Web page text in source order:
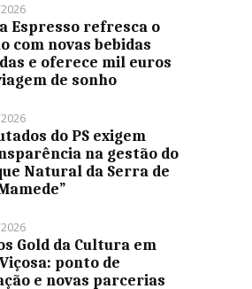
Espresso refresca o
com novas bebidas
e oferece mil euros
de sonho
do PS exigem
na gestão do
Natural da Serra de
Gold da Cultura em
ponto de
e novas parcerias